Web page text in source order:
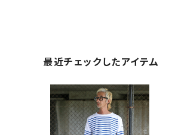
最近チェックしたアイテム